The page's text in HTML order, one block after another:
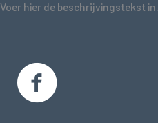
Voer hier de beschrijvingstekst in.